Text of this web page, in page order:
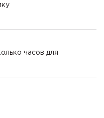
часов для